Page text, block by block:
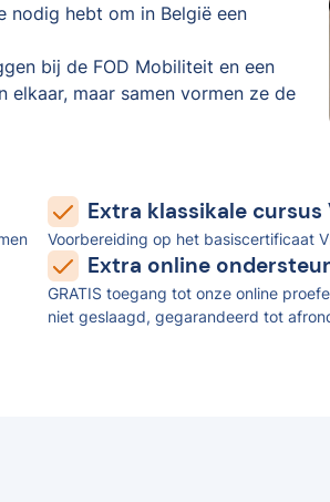
nodig hebt om in België een
bij de FOD Mobiliteit en een
maar samen vormen ze de
Extra klassikale
Voorbereiding op het basiscertificaat
Extra online
GRATIS toegang tot onze online
niet geslaagd, gegarandeerd tot